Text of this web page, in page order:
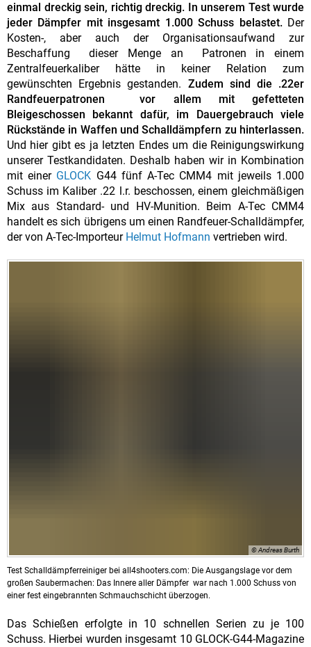
einmal dreckig sein, richtig dreckig. In unserem Test wurde
jeder Dämpfer mit insgesamt 1.000 Schuss belastet.Der
Kosten-, aber auch der Organisationsaufwand zur
Beschaffung dieser Menge an Patronen in einem
Zentralfeuerkaliber hätte in keiner Relation zum
gewünschten Ergebnis gestanden. Zudem sind die .22er
Randfeuerpatronen vor allem mit gefetteten
Bleigeschossen bekannt dafür, im Dauergebrauch viele
Rückstände in Waffen und Schalldämpfern zu hinterlassen.
Und hier gibt es ja letzten Endes um die Reinigungswirkung
unserer Testkandidaten. Deshalb haben wir in Kombination
mit einer GLOCK G44 fünf A-Tec CMM4 mit jeweils 1.000
Schuss im Kaliber .22 l.r. beschossen, einem gleichmäßigen
Mix aus Standard- und HV-Munition. Beim A-Tec CMM4
handelt es sich übrigens um einen Randfeuer-Schalldämpfer,
der von A-Tec-Importeur Helmut Hofmann vertrieben wird.
© Andreas Burth
Test Schalldämpferreiniger bei all4shooters.com: Die Ausgangslage vor dem
großen Saubermachen: Das Innere aller Dämpfer war nach 1.000 Schuss von
einer fest eingebrannten Schmauchschicht überzogen.
Das Schießen erfolgte in 10 schnellen Serien zu je 100
Schuss. Hierbei wurden insgesamt 10 GLOCK-G44-Magazine